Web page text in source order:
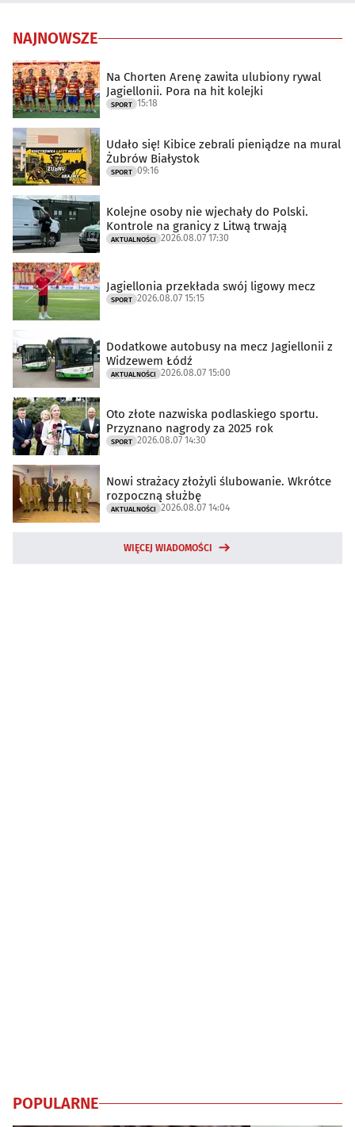
NAJNOWSZE
Na Chorten Arenę zawita ulubiony rywal
Jagiellonii. Pora na hit kolejki
SPORT 15:18
Udało się! Kibice zebrali pieniądze na mural
Żubrów Białystok
SPORT 09:16
Kolejne osoby nie wjechały do Polski.
Kontrole na granicy z Litwą trwają
AKTUALNOŚCI 2026.08.07 17:30
Jagiellonia przekłada swój ligowy mecz
SPORT 2026.08.07 15:15
Dodatkowe autobusy na mecz Jagiellonii z
Widzewem Łódź
AKTUALNOŚCI 2026.08.07 15:00
Oto złote nazwiska podlaskiego sportu.
Przyznano nagrody za 2025 rok
SPORT 2026.08.07 14:30
Nowi strażacy złożyli ślubowanie. Wkrótce
rozpoczną służbę
AKTUALNOŚCI 2026.08.07 14:04
WIĘCEJ WIADOMOŚCI
POPULARNE